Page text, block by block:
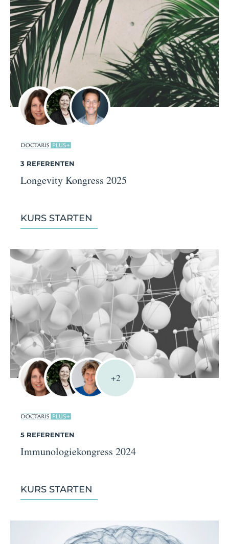
3 REFERENTEN
Longevity Kongress 2025
KURS STARTEN
+2
5 REFERENTEN
Immunologiekongress 2024
KURS STARTEN